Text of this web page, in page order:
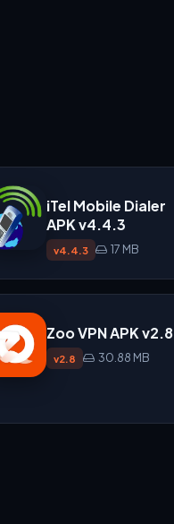
iTel Mobile Dialer
APK v4.4.3
v4.4.3 17 MB
Zoo VPN APK v2.8
v2.8 30.88 MB